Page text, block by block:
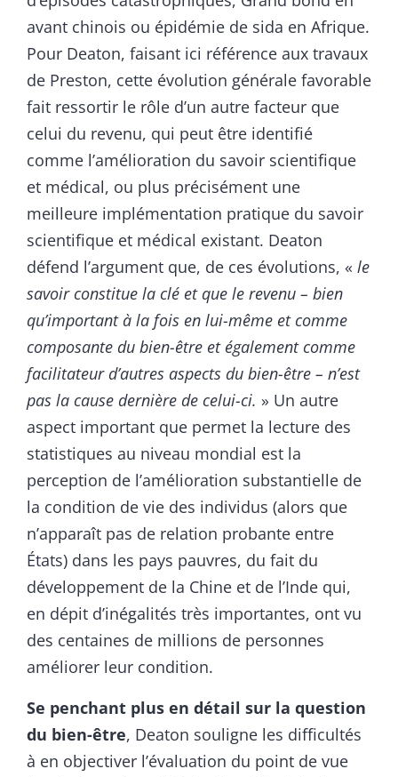
avant chinois ou épidémie de sida en Afrique.
Pour Deaton, faisant ici référence aux travaux
de Preston, cette évolution générale favorable
fait ressortir le rôle d’un autre facteur que
celui du revenu, qui peut être identifié
comme l’amélioration du savoir scientifique
et médical, ou plus précisément une
meilleure implémentation pratique du savoir
scientifique et médical existant. Deaton
défend l’argument que, de ces évolutions, « le
savoir constitue la clé et que le revenu – bien
qu’important à la fois en lui-même et comme
composante du bien-être et également comme
facilitateur d’autres aspects du bien-être – n’est
pas la cause dernière de celui-ci. » Un autre
aspect important que permet la lecture des
statistiques au niveau mondial est la
perception de l’amélioration substantielle de
la condition de vie des individus (alors que
n’apparaît pas de relation probante entre
États) dans les pays pauvres, du fait du
développement de la Chine et de l’Inde qui,
en dépit d’inégalités très importantes, ont vu
des centaines de millions de personnes
améliorer leur condition.
Se penchant plus en détail sur la question
du bien-être, Deaton souligne les difficultés
à en objectiver l’évaluation du point de vue